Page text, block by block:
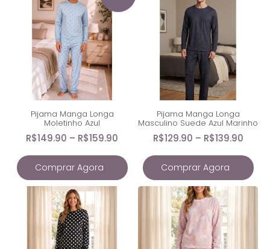
Pijama Manga Longa
Moletinho Azul
R$149.90 – R$159.90
Comprar Agora
Pijama Manga Longa
Masculino Suede Azul Marinho
R$129.90 – R$139.90
Comprar Agora